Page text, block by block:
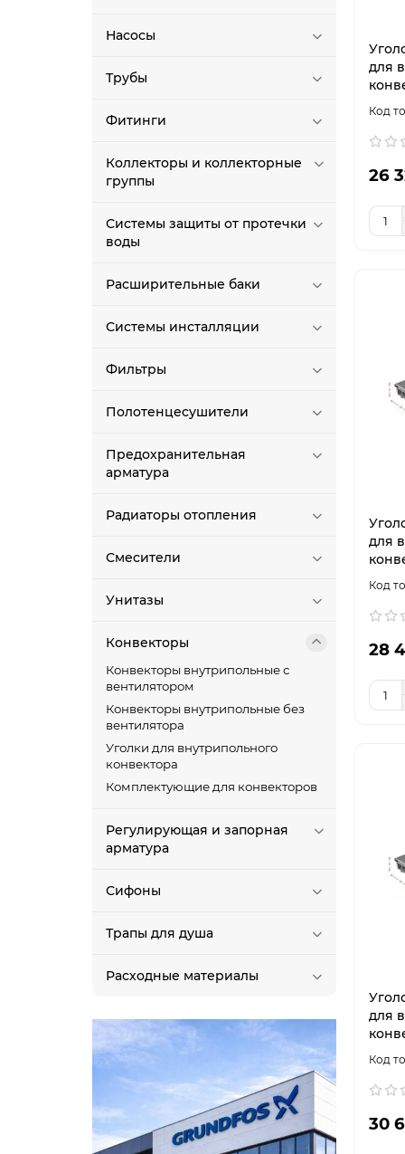
Насосы
Трубы
Фитинги
Коллекторы и коллекторные
группы
Системы защиты от протечки
воды
Расширительные баки
Системы инсталляции
Фильтры
Полотенцесушители
Предохранительная
арматура
Радиаторы отопления
Смесители
Унитазы
Конвекторы
Конвекторы внутрипольные с
вентилятором
Конвекторы внутрипольные без
вентилятора
Уголки для внутрипольного
конвектора
Комплектующие для конвекторов
Регулирующая и запорная
арматура
Сифоны
Трапы для душа
Расходные материалы
для
26
для
28
для
30